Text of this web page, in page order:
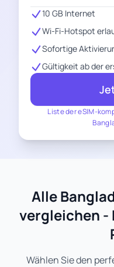
Liste der eSIM-
10 GB Internet
Wi-Fi-Hotspot
Sofortige
Gültigkeit ab der
Alle
vergleichen -
Wählen Sie den